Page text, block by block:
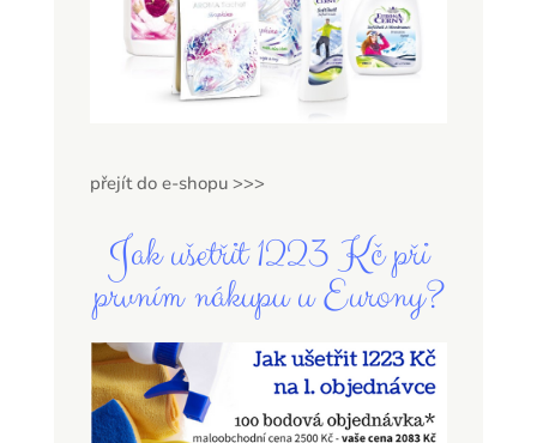
přejít do e-shopu >>>
Jak ušetřit 1223 Kč při
prvním nákupu u Eurony?